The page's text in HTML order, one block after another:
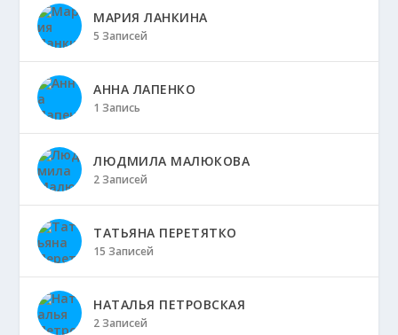
МАРИЯ ЛАНКИНА
5 Записей
АННА ЛАПЕНКО
1 Запись
ЛЮДМИЛА МАЛЮКОВА
2 Записей
ТАТЬЯНА ПЕРЕТЯТКО
15 Записей
НАТАЛЬЯ ПЕТРОВСКАЯ
2 Записей